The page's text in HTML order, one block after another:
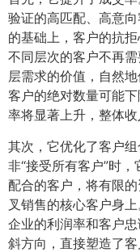
验证的高匹配、高意
的基础上，客户的抗
不同层次的客户不再
层需求的价值，自然
客户的绝对数量可能
率将显著上升，整体收
其次，它优化了客户
非“接受所有客户”时
配合的客户，将有限
叉销售的核心客户身
企业的利润率和客户
斜方向，直接塑造了客